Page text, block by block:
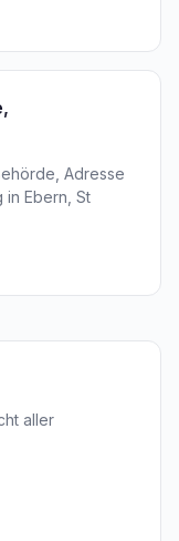
Adresse
in Ebern, St
aller